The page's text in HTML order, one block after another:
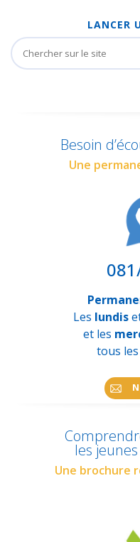
LANCER
Besoin
Une
Les lundis
et les
tous
les
Une brochure